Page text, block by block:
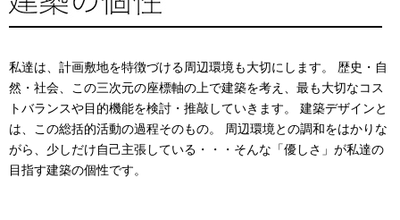
私達は、計画敷地を特徴づける周辺環境も大切にします。 歴史・自
然・社会、この三次元の座標軸の上で建築を考え、最も大切なコス
トバランスや目的機能を検討・推敲していきます。 建築デザインと
は、この総括的活動の過程そのもの。 周辺環境との調和をはかりな
がら、少しだけ自己主張している・・・そんな「優しさ」が私達の
目指す建築の個性です。